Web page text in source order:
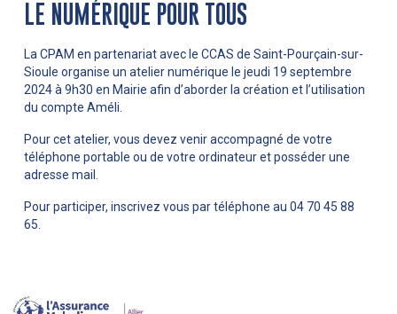
LE NUMÉRIQUE POUR TOUS
La CPAM en partenariat avec le CCAS de Saint-Pourçain-sur-
Sioule organise un atelier numérique le jeudi 19 septembre
2024 à 9h30 en Mairie afin d’aborder la création et l’utilisation
du compte Améli.
Pour cet atelier, vous devez venir accompagné de votre
téléphone portable ou de votre ordinateur et posséder une
adresse mail.
Pour participer, inscrivez vous par téléphone au 04 70 45 88
65.